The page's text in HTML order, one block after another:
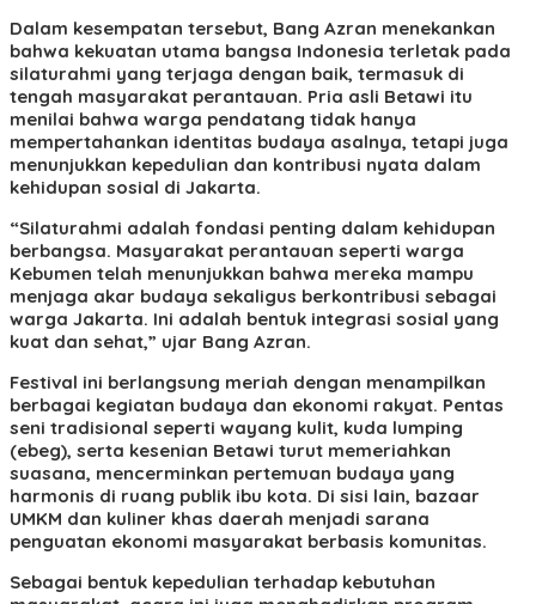
Dalam kesempatan tersebut, Bang Azran menekankan
bahwa kekuatan utama bangsa Indonesia terletak pada
silaturahmi yang terjaga dengan baik, termasuk di
tengah masyarakat perantauan. Pria asli Betawi itu
menilai bahwa warga pendatang tidak hanya
mempertahankan identitas budaya asalnya, tetapi juga
menunjukkan kepedulian dan kontribusi nyata dalam
kehidupan sosial di Jakarta.
“Silaturahmi adalah fondasi penting dalam kehidupan
berbangsa. Masyarakat perantauan seperti warga
Kebumen telah menunjukkan bahwa mereka mampu
menjaga akar budaya sekaligus berkontribusi sebagai
warga Jakarta. Ini adalah bentuk integrasi sosial yang
kuat dan sehat,” ujar Bang Azran.
Festival ini berlangsung meriah dengan menampilkan
berbagai kegiatan budaya dan ekonomi rakyat. Pentas
seni tradisional seperti wayang kulit, kuda lumping
(ebeg), serta kesenian Betawi turut memeriahkan
suasana, mencerminkan pertemuan budaya yang
harmonis di ruang publik ibu kota. Di sisi lain, bazaar
UMKM dan kuliner khas daerah menjadi sarana
penguatan ekonomi masyarakat berbasis komunitas.
Sebagai bentuk kepedulian terhadap kebutuhan